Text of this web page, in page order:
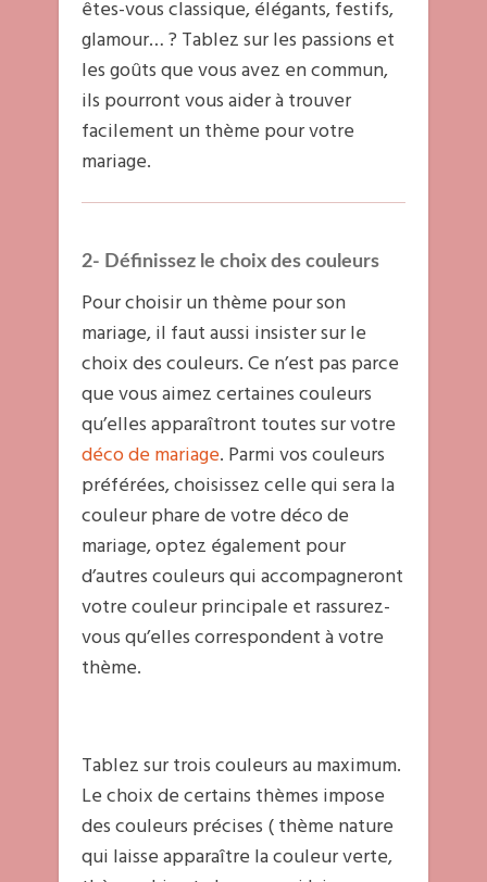
êtes-vous classique, élégants, festifs,
glamour… ? Tablez sur les passions et
les goûts que vous avez en commun,
ils pourront vous aider à trouver
facilement un thème pour votre
mariage.
2- Définissez le choix des couleurs
Pour choisir un thème pour son
mariage, il faut aussi insister sur le
choix des couleurs. Ce n’est pas parce
que vous aimez certaines couleurs
qu’elles apparaîtront toutes sur votre
déco de mariage. Parmi vos couleurs
préférées, choisissez celle qui sera la
couleur phare de votre déco de
mariage, optez également pour
d’autres couleurs qui accompagneront
votre couleur principale et rassurez-
vous qu’elles correspondent à votre
thème.
Tablez sur trois couleurs au maximum.
Le choix de certains thèmes impose
des couleurs précises ( thème nature
qui laisse apparaître la couleur verte,